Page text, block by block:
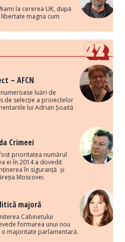
la cererea UK, după
magna cum
– AFCN
luări de
de selecție a proiectelor
lui Adrian Șoaită
Crimeei
prioritatea numărul
ei în 2014 a dovedit
în siguranță și
Moscovei.
majoră
Cabinetului
formarea unui nou
o majoritate parlamentară.